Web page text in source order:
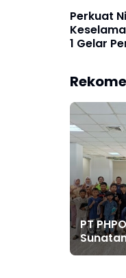
Perkuat
1 Gelar
PT